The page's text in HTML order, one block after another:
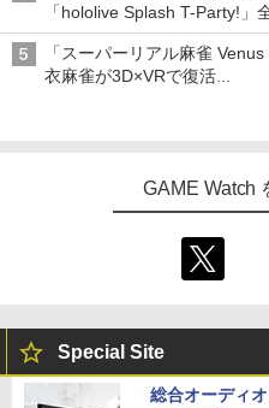
「hololive Splash T-Party!」
ライン販売開始
「スーパーリアル麻雀
衣麻雀が3D×VRで復活
GAME Watch
Special Site
総合オーディ